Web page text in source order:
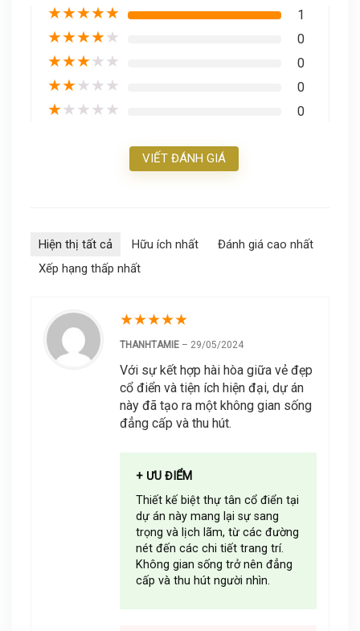
★★★★★ 1
★★★★★ 0
★★★★★ 0
★★★★★ 0
★★★★★ 0
VIẾT ĐÁNH GIÁ
Hiện thị tất cả Hữu ích nhất
Đánh giá cao nhất
Xếp hạng thấp nhất
★★★★★
THANHTAMIE – 29/05/2024
Với sự kết hợp hài hòa giữa vẻ đẹp
cổ điển và tiện ích hiện đại, dự án
này đã tạo ra một không gian sống
đẳng cấp và thu hút.
+ ƯU ĐIỂM
Thiết kế biệt thự tân cổ điển tại
dự án này mang lại sự sang
trọng và lịch lãm, từ các đường
nét đến các chi tiết trang trí.
Không gian sống trở nên đẳng
cấp và thu hút người nhìn.